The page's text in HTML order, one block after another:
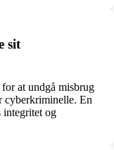
sit
at undgå misbrug
cyberkriminelle. En
integritet og